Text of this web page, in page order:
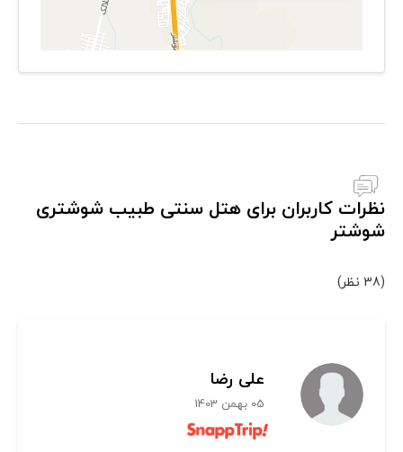
نظرات کاربران برای هتل سنتی طبیب شوشتری
شوشتر
(38 نظر)
علی رضا
05 بهمن 1403